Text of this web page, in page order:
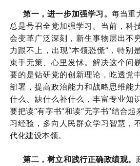
第一，进一步加强学习。每当重
总是号召全党加强学习。当前，科
会变革广泛深刻，新生事物层出不
力跟不上，出现“本领恐慌”，特别
束手无策、心里发怵。解决这个问
要的是钻研党的创新理论，吃透党
部署，提高政治能力和战略思维能
什么、缺什么补什么，丰富专业知
要把读“有字书”和读“无字书”结合
习经验，多向人民群众学习智慧，
代化建设本领。
第二，树立和践行正确政绩观。